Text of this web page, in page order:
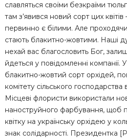
славляться своїми безкраїми
там з’явився новий сорт цих квітів
первинно є білими. Але
стають блакитно-жовтими. Наші
нехай вас благословить Бог,
йдеться у повідомленні компанії.
блакитно-жовтий сорт орхідей,
комітету сільського господарства
Місцеві флористи використали
наноструйного фарбування, щоб
квітку на українську орхідею у
знак солідарності. Президентка